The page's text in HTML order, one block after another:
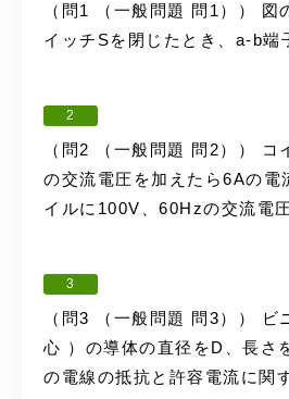
（問1 （一般問題 問1）） 図
イッチSを閉じたとき、a-b端
2
（問2 （一般問題 問2））
の交流電圧を加えたら6Aの電
イルに100V、60Hzの交流電
3
（問3 （一般問題 問3）） ビ
心 ）の導体の直径をD、長さ
の電線の抵抗と許容電流に関